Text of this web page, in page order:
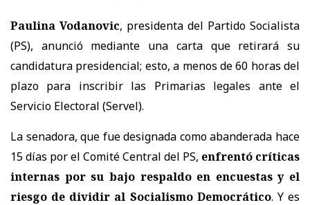
Paulina Vodanovic, presidenta del Partido Socialista
(PS), anunció mediante una carta que retirará su
candidatura presidencial; esto, a menos de 60 horas del
plazo para inscribir las Primarias legales ante el
Servicio Electoral (Servel).
La senadora, que fue designada como abanderada hace
15 días por el Comité Central del PS, enfrentó críticas
internas por su bajo respaldo en encuestas y el
riesgo de dividir al Socialismo Democrático. Y es